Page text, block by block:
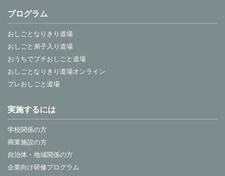
プログラム
おしごとなりきり道場
おしごと弟子入り道場
おうちでプチおしごと道場
おしごとなりきり道場オンライン
プレおしごと道場
実施するには
学校関係の方
商業施設の方
自治体・地域関係の方
企業向け研修プログラム